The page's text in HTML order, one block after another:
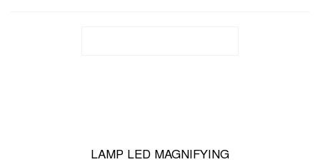
LAMP LED MAGNIFYING